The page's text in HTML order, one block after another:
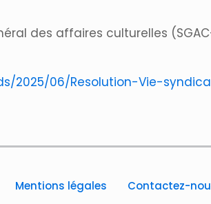
des affaires culturelles
2025/06/Resolution-Vie-
Mentions légales Contactez-